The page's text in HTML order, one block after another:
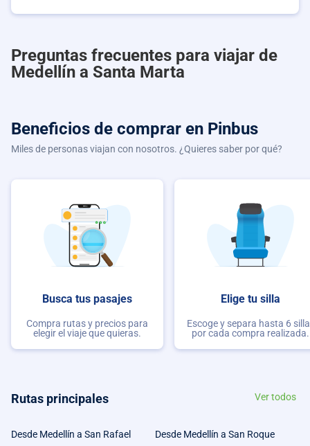
Preguntas frecuentes para viajar de
Medellín a Santa Marta
Beneficios de comprar en Pinbus
Miles de personas viajan con nosotros. ¿Quieres saber por qué?
Busca tus pasajes
Compra rutas y precios para
elegir el viaje que quieras.
Elige tu silla
Escoge y separa hasta 6
por cada compra realizada.
Rutas principales Ver todos
Desde Medellín a San Rafael Desde Medellín a San Roque